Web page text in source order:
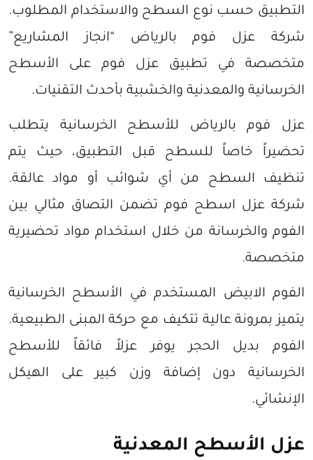
التطبيق حسب نوع السطح والاستخدام المطلوب.
شركة عزل فوم بالرياض “انجاز المشاريع”
متخصصة في تطبيق عزل فوم على الأسطح
الخرسانية والمعدنية والخشبية بأحدث التقنيات.
عزل فوم بالرياض للأسطح الخرسانية يتطلب
تحضيراً خاصاً للسطح قبل التطبيق، حيث يتم
تنظيف السطح من أي شوائب أو مواد عالقة.
شركة عزل اسطح فوم تضمن التصاق مثالي بين
الفوم والخرسانة من خلال استخدام مواد تحضيرية
متخصصة.
الفوم الابيض المستخدم في الأسطح الخرسانية
يتميز بمرونة عالية تتكيف مع حركة المبنى الطبيعية.
الفوم بديل الحجر يوفر عزلاً فائقاً للأسطح
الخرسانية دون إضافة وزن كبير على الهيكل
الإنشائي.
عزل الأسطح المعدنية